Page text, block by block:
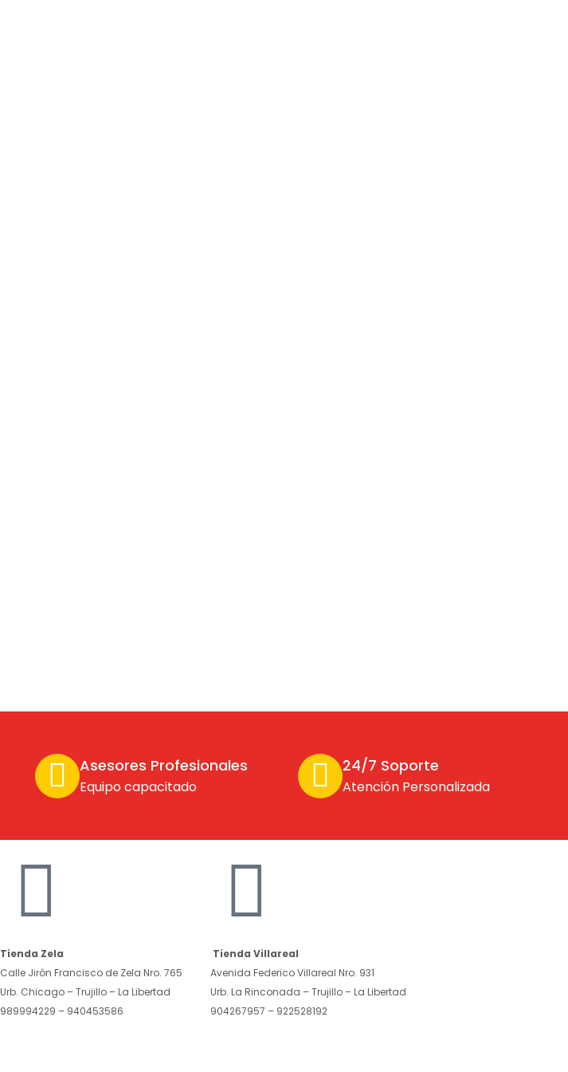
Asesores Profesionales
Equipo capacitado
24/7 Soporte
Atención Personalizada
Tienda Zela
Calle Jirón Francisco de Zela Nro. 765
Urb. Chicago – Trujillo – La Libertad
989994229 – 940453586
Tienda Villareal
Avenida Federico Villareal Nro. 931
Urb. La Rinconada – Trujillo – La Libertad
904267957 – 922528192